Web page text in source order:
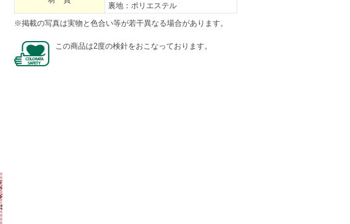
裏地：ポリエステル
※掲載の写真は実物と色合い等が若干異なる場合があります。
この商品は2度の検針をおこなっております。